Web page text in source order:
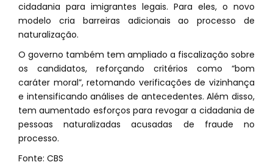
cidadania para imigrantes legais. Para eles, o novo
modelo cria barreiras adicionais ao processo de
naturalização.
O governo também tem ampliado a fiscalização sobre
os candidatos, reforçando critérios como “bom
caráter moral”, retomando verificações de vizinhança
e intensificando análises de antecedentes. Além disso,
tem aumentado esforços para revogar a cidadania de
pessoas naturalizadas acusadas de fraude no
processo.
Fonte: CBS